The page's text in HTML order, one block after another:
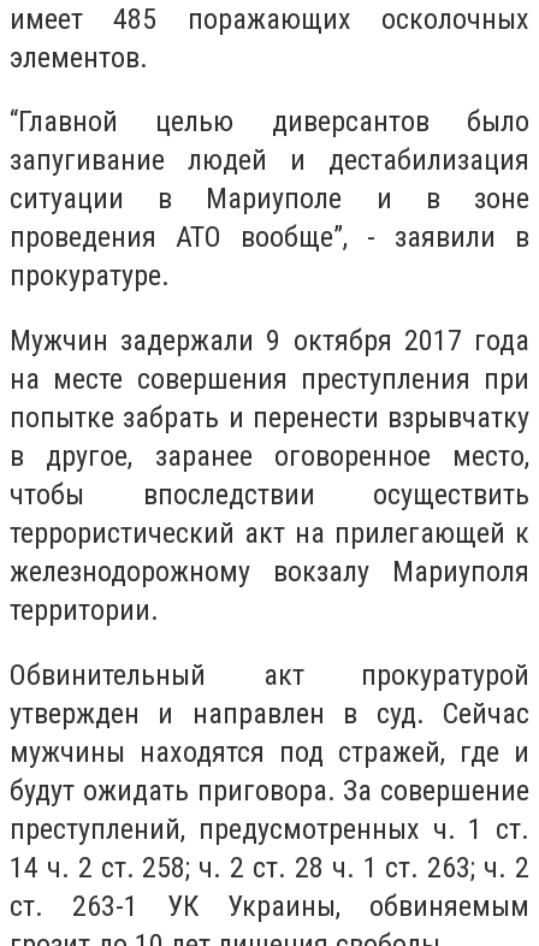
имеет 485 поражающих осколочных
элементов.
“Главной целью диверсантов было
запугивание людей и дестабилизация
ситуации в Мариуполе и в зоне
проведения АТО вообще”, - заявили в
прокуратуре.
Мужчин задержали 9 октября 2017 года
на месте совершения преступления при
попытке забрать и перенести взрывчатку
в другое, заранее оговоренное место,
чтобы впоследствии осуществить
террористический акт на прилегающей к
железнодорожному вокзалу Мариуполя
территории.
Обвинительный акт прокуратурой
утвержден и направлен в суд. Сейчас
мужчины находятся под стражей, где и
будут ожидать приговора. За совершение
преступлений, предусмотренных ч. 1 ст.
14 ч. 2 ст. 258; ч. 2 ст. 28 ч. 1 ст. 263; ч. 2
ст. 263-1 УК Украины, обвиняемым